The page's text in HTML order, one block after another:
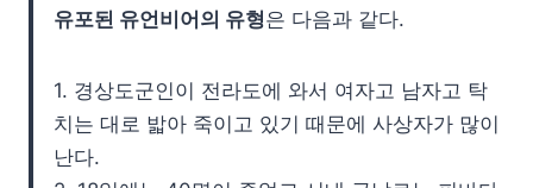
유포된 유언비어의 유형은 다음과 같다.
1. 경상도군인이 전라도에 와서 여자고 남자고 탁
치는 대로 밟아 죽이고 있기 때문에 사상자가 많이
난다.